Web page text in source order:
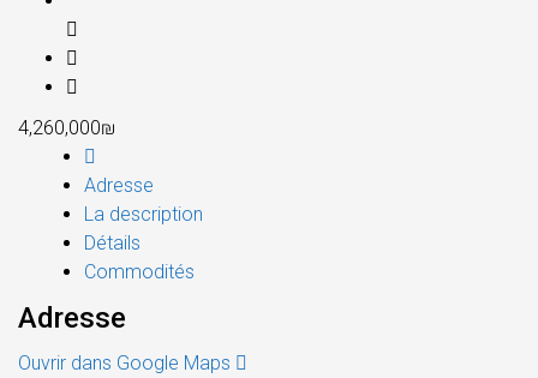
4,260,000₪
Adresse
La description
Détails
Commodités
Adresse
Ouvrir dans Google Maps